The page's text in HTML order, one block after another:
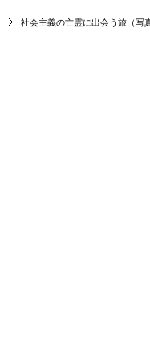
社会主義の亡霊に出会う旅（写